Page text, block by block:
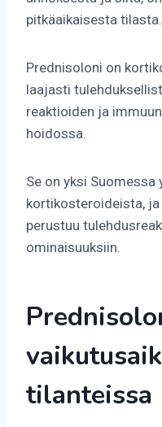
pitkäaikaisesta tilasta.
Prednisoloni on
laajasti
reaktioiden ja
hoidossa.
Se on yksi
kortikosteroideista,
perustuu
ominaisuuksiin.
tilanteissa